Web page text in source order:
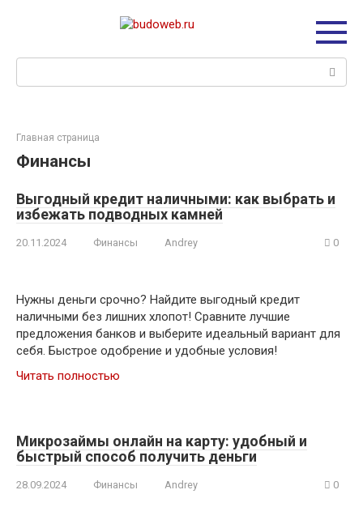
Главная страница
Финансы
Выгодный кредит наличными: как выбрать и
избежать подводных камней
20.11.2024 Финансы Andrey 0
Нужны деньги срочно? Найдите выгодный кредит
наличными без лишних хлопот! Сравните лучшие
предложения банков и выберите идеальный вариант для
себя. Быстрое одобрение и удобные условия!
Читать полностью
Микрозаймы онлайн на карту: удобный и
быстрый способ получить деньги
28.09.2024 Финансы Andrey 0